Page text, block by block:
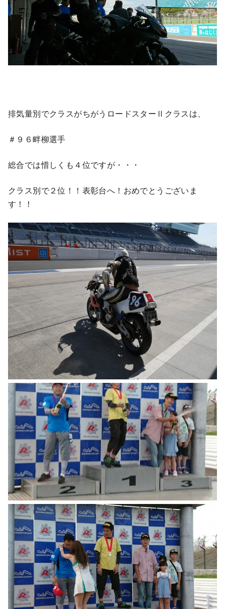
排気量別でクラスがちがうロードスターⅡクラスは、
＃９６畔柳選手
総合では惜しくも４位ですが・・・
クラス別で２位！！表彰台へ！おめでとうございま
す！！